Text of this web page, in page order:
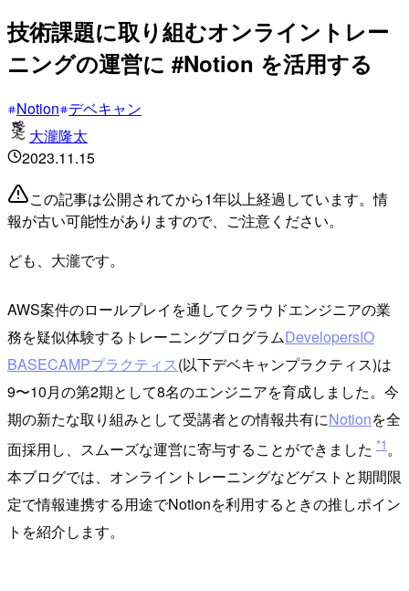
技術課題に取り組むオンライントレー
ニングの運営に #Notion を活用する
Notion デベキャン
大瀧隆太
2023.11.15
この記事は公開されてから1年以上経過しています。情
報が古い可能性がありますので、ご注意ください。
ども、大瀧です。
AWS案件のロールプレイを通してクラウドエンジニアの業
務を疑似体験するトレーニングプログラムDevelopersIO
BASECAMPプラクティス(以下デベキャンプラクティス)は
9〜10月の第2期として8名のエンジニアを育成しました。今
期の新たな取り組みとして受講者との情報共有にNotionを全
面採用し、スムーズな運営に寄与することができました *1。
本ブログでは、オンライントレーニングなどゲストと期間限
定で情報連携する用途でNotionを利用するときの推しポイン
トを紹介します。